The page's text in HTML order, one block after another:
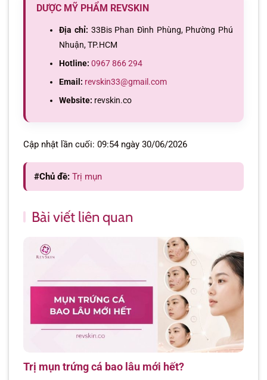
DƯỢC MỸ PHẨM REVSKIN
Địa chỉ: 33Bis Phan Đình Phùng, Phường Phú
Nhuận, TP.HCM
Hotline: 0967 866 294
Email: revskin33@gmail.com
Website: revskin.co
Cập nhật lần cuối: 09:54 ngày 30/06/2026
#Chủ đề: Trị mụn
Bài viết liên quan
Trị mụn trứng cá bao lâu mới hết?